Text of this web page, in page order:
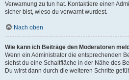
Verwarnung zu tun hat. Kontaktiere einen
sicher bist, wieso du verwarnt wurdest.
Nach oben
Wie kann ich Beiträge den Moderatoren
Wenn ein Administrator die entsprechenden
siehst du eine Schaltfläche in der Nähe des
Du wirst dann durch die weiteren Schritte